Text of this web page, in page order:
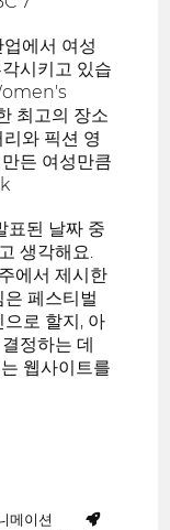
에서 여성
시키고 있습
최고의 장소
와 픽션 영
든 여성만큼
표된 날짜 중
생각해요.
에서 제시한
페스티벌
로 할지, 아
정하는 데
웹사이트를
메이션